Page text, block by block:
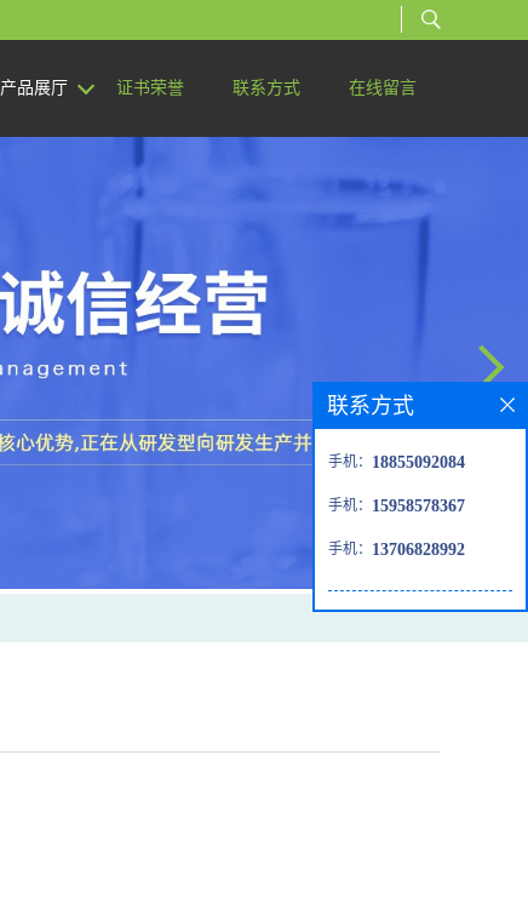
产品展厅 证书荣誉 联系方式 在线留言
联系方式
手机： 18855092084
手机： 15958578367
手机： 13706828992